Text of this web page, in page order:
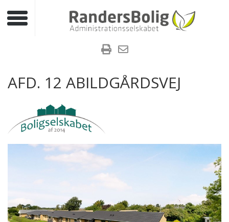
Toggle navigation
AFD. 12 ABILDGÅRDSVEJ